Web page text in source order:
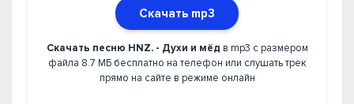
Скачать mp3
Скачать песню HNZ. - Духи и мёд в mp3 с размером
файла 8.7 МБ бесплатно на телефон или слушать трек
прямо на сайте в режиме онлайн